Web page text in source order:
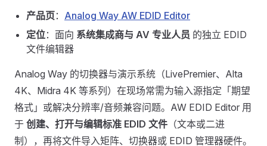
产品页： Analog Way AW EDID Editor
定位：面向 系统集成商与 AV 专业人员 的独立 EDID
文件编辑器
Analog Way 的切换器与演示系统（LivePremier、Alta
4K、Midra 4K 等系列）在现场常需为输入源指定「期望
格式」或解决分辨率/音频兼容问题。AW EDID Editor 用
于 创建、打开与编辑标准 EDID 文件 （文本或二进
制），再将文件导入矩阵、切换器或 EDID 管理器硬件。